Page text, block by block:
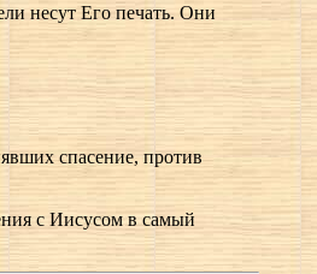
несут Его печать. Они
спасение, против
с Иисусом в самый